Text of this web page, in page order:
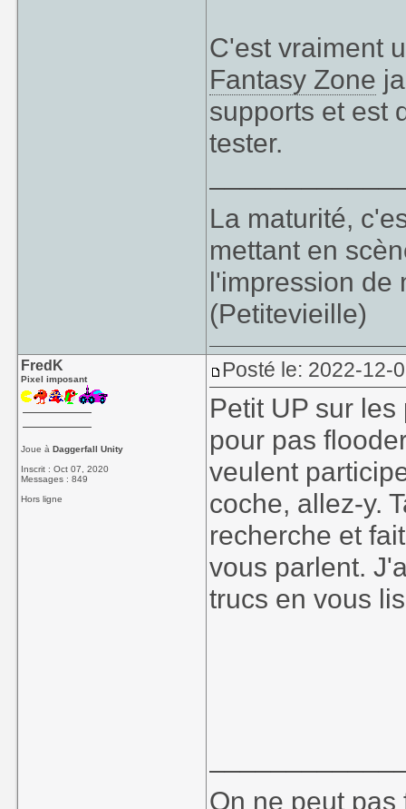
C'est vraiment
Fantasy Zone
supports et est
tester.
La maturité,
mettant en
l'impression de
(Petitevieille)
FredK
Pixel imposant
Joue àDaggerfall Unity
Inscrit : Oct 07, 2020
Messages : 849
Hors ligne
Posté le: 2022-12-
Petit UP sur
pour pas
veulent
coche, allez-y.
recherche et
vous parlent.
trucs en vous
On ne peut